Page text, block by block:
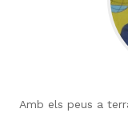
Amb els peus a